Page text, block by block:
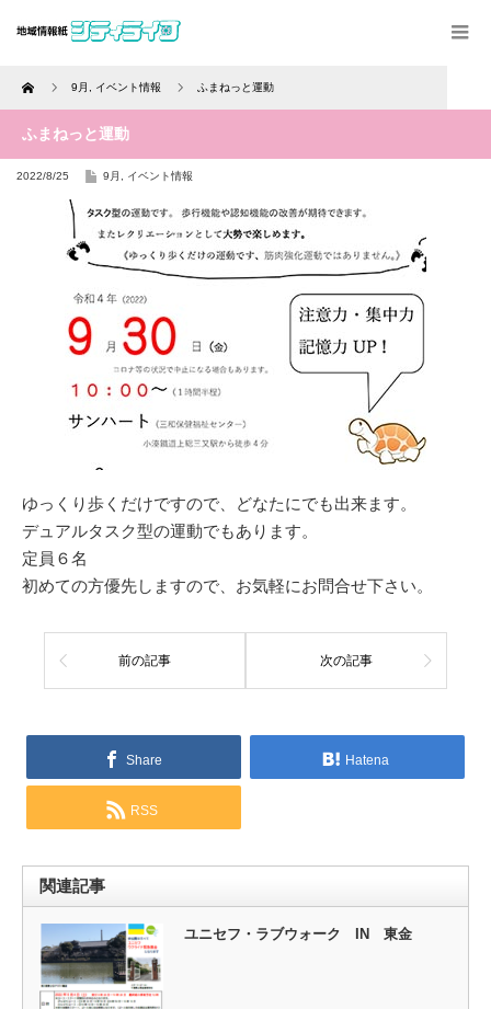
Home 9月 イベント情報 ふまねっと運動
ふまねっと運動
2022/8/25 9月 イベント情報
ゆっくり歩くだけですので、どなたにでも出来ます。
デュアルタスク型の運動でもあります。
定員６名
初めての方優先しますので、お気軽にお問合せ下さい。
前の記事 次の記事
Share Hatena
RSS
関連記事
ユニセフ・ラブウォーク IN 東金